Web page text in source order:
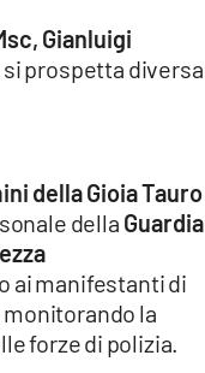
Gianluigi
prospetta diversa
della Gioia Tauro
della Guardia
ai manifestanti di
monitorando la
forze di polizia.